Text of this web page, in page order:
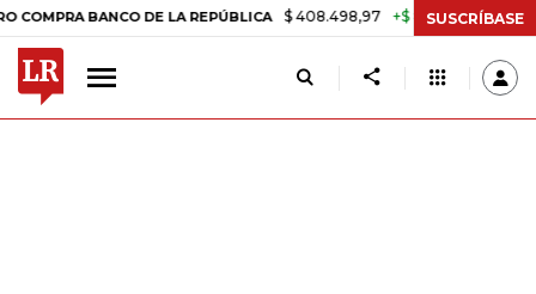
BANCO DE LA REPÚBLICA $ 408.498,97 +$ 8.753,81 +2,19%
SUSCRÍBASE